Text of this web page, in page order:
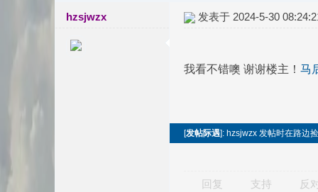
hzsjwzx 发表于 2024-5-30
我看不错噢 谢谢楼主！ 马
[发帖际遇]: hzsjwzx 发帖时在路边
回复 支持 反